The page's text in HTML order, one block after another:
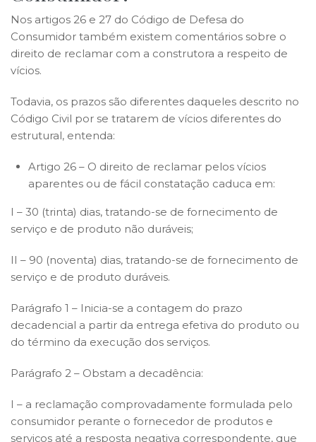
Nos artigos 26 e 27 do Código de Defesa do
Consumidor também existem comentários sobre o
direito de reclamar com a construtora a respeito de
vícios.
Todavia, os prazos são diferentes daqueles descrito no
Código Civil por se tratarem de vícios diferentes do
estrutural, entenda:
Artigo 26 – O direito de reclamar pelos vícios
aparentes ou de fácil constatação caduca em:
I – 30 (trinta) dias, tratando-se de fornecimento de
serviço e de produto não duráveis;
II – 90 (noventa) dias, tratando-se de fornecimento de
serviço e de produto duráveis.
Parágrafo 1 – Inicia-se a contagem do prazo
decadencial a partir da entrega efetiva do produto ou
do término da execução dos serviços.
Parágrafo 2 – Obstam a decadência:
I – a reclamação comprovadamente formulada pelo
consumidor perante o fornecedor de produtos e
serviços até a resposta negativa correspondente, que